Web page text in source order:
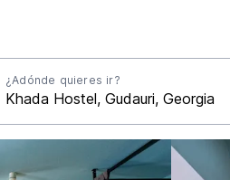
¿Adónde quieres ir?